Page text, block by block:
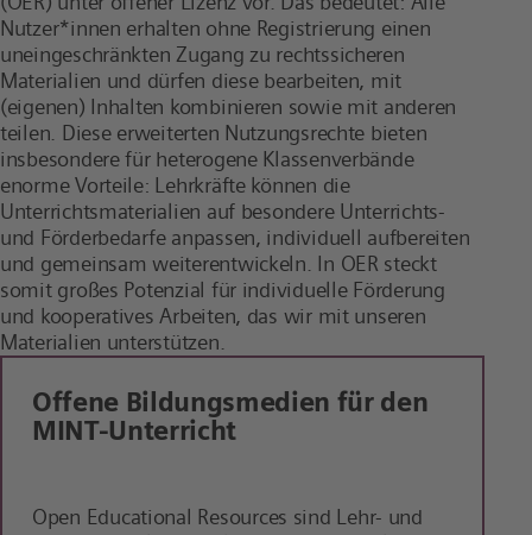
Nutzer*innen erhalten ohne Registrierung einen
uneingeschränkten Zugang zu rechtssicheren
Materialien und dürfen diese bearbeiten, mit
(eigenen) Inhalten kombinieren sowie mit anderen
teilen. Diese erweiterten Nutzungsrechte bieten
insbesondere für heterogene Klassenverbände
enorme Vorteile: Lehrkräfte können die
Unterrichtsmaterialien auf besondere Unterrichts-
und Förderbedarfe anpassen, individuell aufbereiten
und gemeinsam weiterentwickeln. In OER steckt
somit großes Potenzial für individuelle Förderung
und kooperatives Arbeiten, das wir mit unseren
Materialien unterstützen.
Offene Bildungsmedien für den
MINT-Unterricht
Open Educational Resources sind Lehr- und